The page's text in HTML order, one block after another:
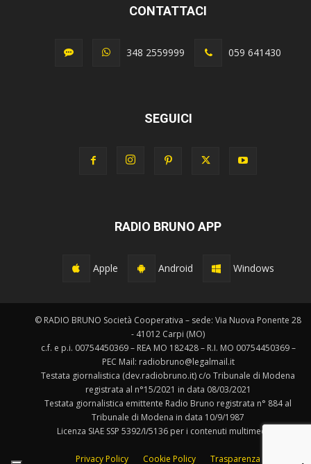
CONTATTACI
348 2559999 059 641430
SEGUICI
RADIO BRUNO APP
Apple Android Windows
© RADIO BRUNO Società Cooperativa – sede: Via Nuova Ponente 28
- 41012 Carpi (MO)
c.f. e p.i. 00754450369 – REA MO 182428 – R.I. MO 00754450369 –
PEC Mail: radiobruno@legalmail.it
Testata giornalistica (dev.radiobruno.it) c/o Tribunale di Modena
registrata al n°15/2021 in data 08/03/2021
Testata giornalistica emittente Radio Bruno registrata n° 884 al
Tribunale di Modena in data 10/9/1987
Licenza SIAE SSP 5392/I/5136 per i contenuti multimediali.
Privacy Policy Cookie Policy Trasparenza